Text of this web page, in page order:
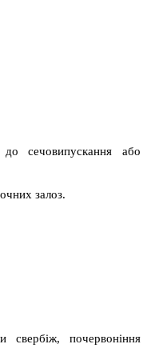
сечовипускання або
залоз.
свербіж, почервоніння